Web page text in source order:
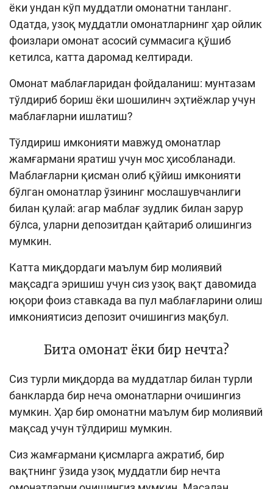
ёки ундан кўп муддатли омонатни танланг.
Одатда, узоқ муддатли омонатларнинг ҳар ойлик
фоизлари омонат асосий суммасига қўшиб
кетилса, катта даромад келтиради.
Омонат маблағларидан фойдаланиш: мунтазам
тўлдириб бориш ёки шошилинч эҳтиёжлар учун
маблағларни ишлатиш?
Тўлдириш имконияти мавжуд омонатлар
жамғармани яратиш учун мос ҳисобланади.
Маблағларни қисман олиб қўйиш имконияти
бўлган омонатлар ўзининг мослашувчанлиги
билан қулай: агар маблағ зудлик билан зарур
бўлса, уларни депозитдан қайтариб олишингиз
мумкин.
Катта миқдордаги маълум бир молиявий
мақсадга эришиш учун сиз узоқ вақт давомида
юқори фоиз ставкада ва пул маблағларини олиш
имкониятисиз депозит очишингиз мақбул.
Бита омонат ёки бир нечта?
Сиз турли миқдорда ва муддатлар билан турли
банкларда бир неча омонатларни очишингиз
мумкин. Ҳар бир омонатни маълум бир молиявий
мақсад учун тўлдириш мумкин.
Сиз жамғармани қисмларга ажратиб, бир
вақтнинг ўзида узоқ муддатли бир нечта